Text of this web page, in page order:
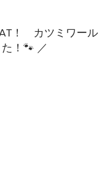
！ カツミワール
！🐾 ／